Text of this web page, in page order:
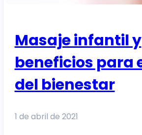
Masaje infantil y
beneficios para
del bienestar
1 de abril de 2021